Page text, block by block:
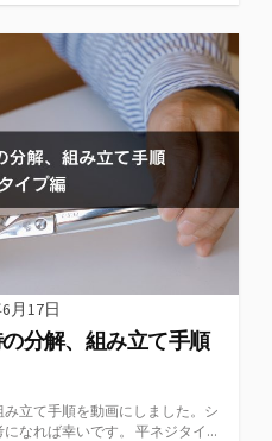
月17日
分解、組み立て手順
立て手順を動画にしました。シ
なれば幸いです。 平ネジタイ...